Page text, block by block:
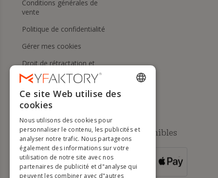
Conditions générales de
vente
Politique de confidentialité
Gérer mes cookies
Droit de rétractation et
retours
Aide
Méthodes de paiement disponibles
POUR LES
COMMANDES
SUPÉRIEURES À
ENGLISH
DUTCH
GERMAN
Ce site Web utilise des
cookies
Nous utilisons des cookies pour
personnaliser le contenu, les publicités et
analyser notre trafic. Nous partageons
également des informations sur votre
utilisation de notre site avec nos
partenaires de publicité et d"analyse qui
peuvent les combiner avec d"autres